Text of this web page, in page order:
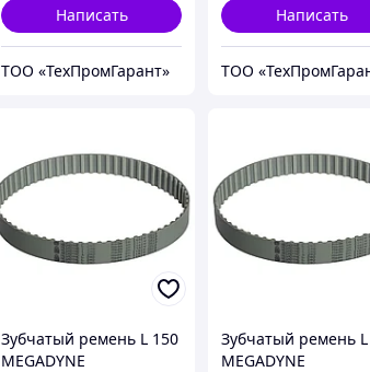
Написать
ТОО «ТехПромГарант»
Написать
ТОО
Зубчатый ремень L 150
MEGADYNE
Зубчатый ремень
MEGADYNE